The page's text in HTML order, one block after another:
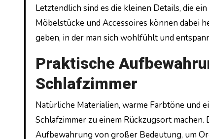
Letztendlich sind es die kleinen Details, die
Möbelstücke und Accessoires können dabei
geben, in der man sich wohlfühlt und
Praktische
Schlafzimmer
Natürliche Materialien, warme Farbtöne und
Schlafzimmer zu einem Rückzugsort
Aufbewahrung von großer Bedeutung, um